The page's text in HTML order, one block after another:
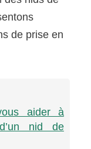
de prise en
aider à
nid de